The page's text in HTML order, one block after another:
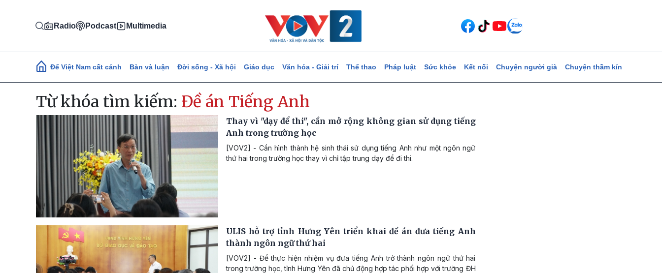
Radio Podcast Multimedia
Main navigation
Để Việt Nam cất cánh Bàn và luận Đời sống - Xã hội Giáo dục Văn hóa - Giải trí Thể thao Pháp luật Sức khỏe Kết nối Chuyện người già Chuyện thầm kín
Từ khóa tìm kiếm: Đề án Tiếng Anh
Thay vì "dạy để thi", cần mở rộng không gian sử dụng tiếng
Anh trong trường học
[VOV2] - Cần hình thành hệ sinh thái sử dụng tiếng Anh như một ngôn ngữ
thứ hai trong trường học thay vì chỉ tập trung dạy để đi thi.
ULIS hỗ trợ tỉnh Hưng Yên triển khai đề án đưa tiếng Anh
thành ngôn ngữ thứ hai
[VOV2] - Để thực hiện nhiệm vụ đưa tiếng Anh trở thành ngôn ngữ thứ hai
trong trường học, tỉnh Hưng Yên đã chủ động hợp tác phối hợp với trường ĐH